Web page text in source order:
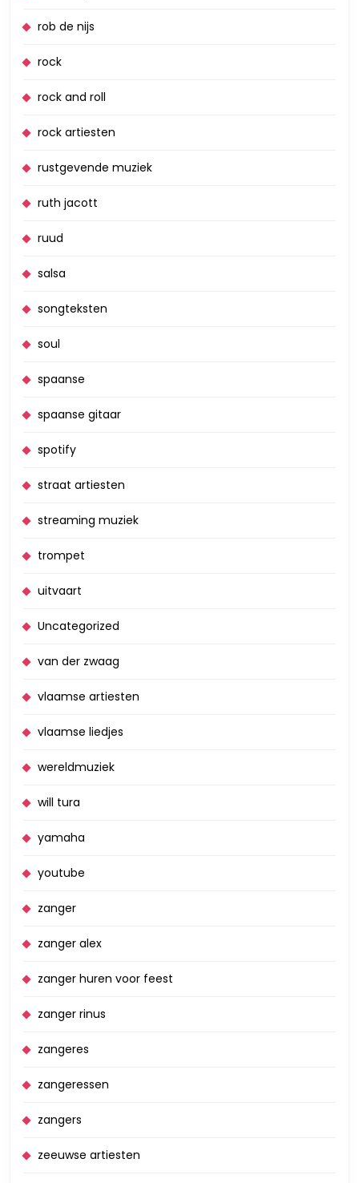
rob de nijs
rock
rock and roll
rock artiesten
rustgevende muziek
ruth jacott
ruud
salsa
songteksten
soul
spaanse
spaanse gitaar
spotify
straat artiesten
streaming muziek
trompet
uitvaart
Uncategorized
van der zwaag
vlaamse artiesten
vlaamse liedjes
wereldmuziek
will tura
yamaha
youtube
zanger
zanger alex
zanger huren voor feest
zanger rinus
zangeres
zangeressen
zangers
zeeuwse artiesten